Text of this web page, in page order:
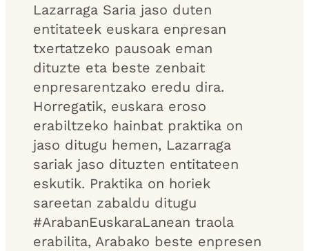
Lazarraga Saria jaso duten
entitateek euskara enpresan
txertatzeko pausoak eman
dituzte eta beste zenbait
enpresarentzako eredu dira.
Horregatik, euskara eroso
erabiltzeko hainbat praktika on
jaso ditugu hemen, Lazarraga
sariak jaso dituzten entitateen
eskutik. Praktika on horiek
sareetan zabaldu ditugu
#ArabanEuskaraLanean traola
erabilita, Arabako beste enpresen